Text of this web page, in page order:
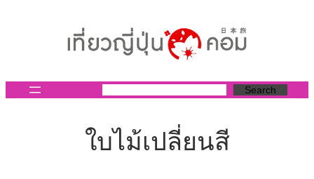
Search
ใบไม้เปลี่ยนสี